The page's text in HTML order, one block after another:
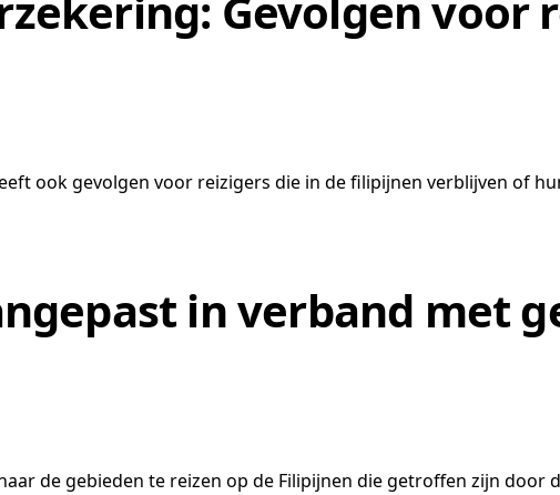
ook gevolgen voor reizigers die in de filipijnen verblijven of
in verband met
de gebieden te reizen op de Filipijnen die getroffen zijn door